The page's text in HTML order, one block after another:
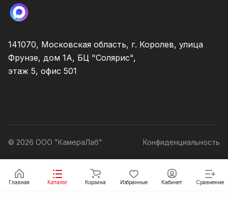
Главная Каталог Корзина Избранные Кабинет Сравнение
141070, Московская область, г. Королев, улица
Фрунзе, дом 1А, БЦ "Солярис",
этаж 5, офис 501
© 2026 ООО "КамераЛаб" Конфиденциальность